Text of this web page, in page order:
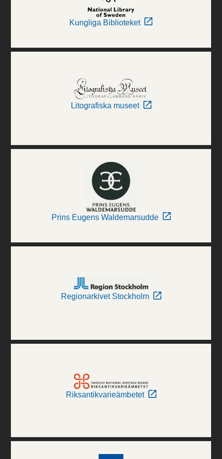
Kungliga Biblioteket
Litografiska museet
Prins Eugens Waldemarsudde
Regionarkivet Stockholm
Riksantikvarieämbetet